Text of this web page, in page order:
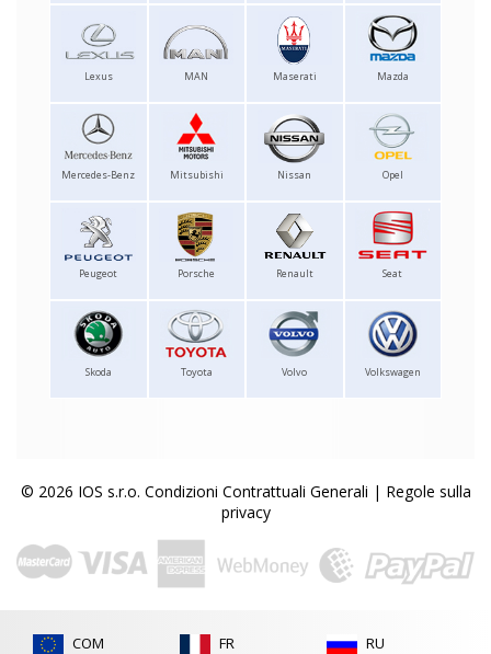
Lexus MAN Maserati Mazda
Mercedes-Benz Mitsubishi Nissan Opel
Peugeot Porsche Renault Seat
Skoda Toyota Volvo Volkswagen
© 2026 IOS s.r.o. Condizioni Contrattuali Generali | Regole sulla
privacy
COM FR RU